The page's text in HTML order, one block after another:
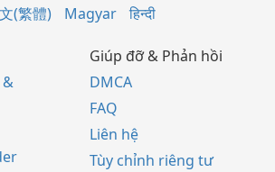
(繁體)
Magyar हिन्दी
&
Giúp đỡ & Phản hồi
DMCA
FAQ
Liên hệ
Tùy chỉnh riêng tư